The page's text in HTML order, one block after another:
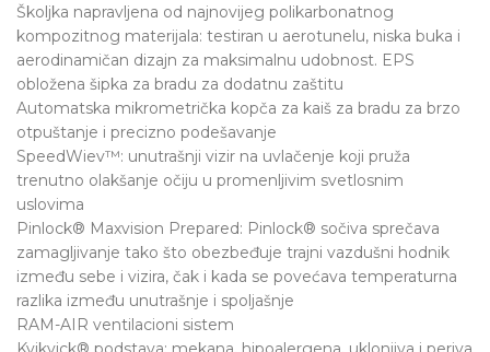
Školjka napravljena od najnovijeg polikarbonatnog
kompozitnog materijala: testiran u aerotunelu, niska buka i
aerodinamičan dizajn za maksimalnu udobnost. EPS
obložena šipka za bradu za dodatnu zaštitu
Automatska mikrometrička kopča za kaiš za bradu za brzo
otpuštanje i precizno podešavanje
SpeedWiev™: unutrašnji vizir na uvlačenje koji pruža
trenutno olakšanje očiju u promenljivim svetlosnim
uslovima
Pinlock® Maxvision Prepared: Pinlock® sočiva sprečava
zamagljivanje tako što obezbeđuje trajni vazdušni hodnik
između sebe i vizira, čak i kada se povećava temperaturna
razlika između unutrašnje i spoljašnje
RAM-AIR ventilacioni sistem